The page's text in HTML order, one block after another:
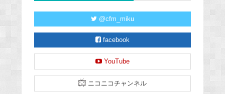
@cfm_miku
facebook
YouTube
ニコニコチャンネル